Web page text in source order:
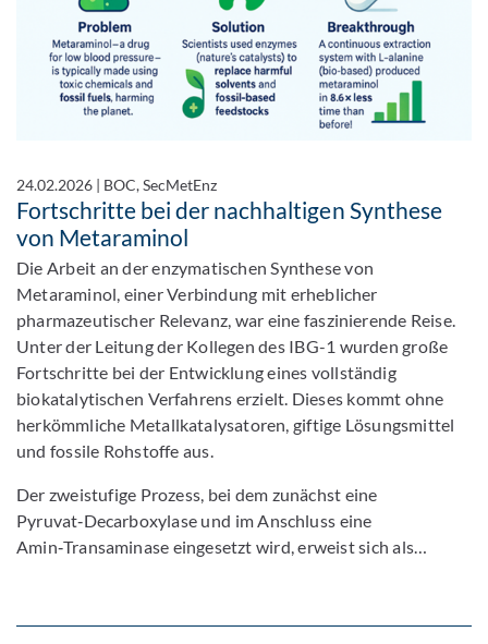
24.02.2026 | BOC, SecMetEnz
Fortschritte bei der nachhaltigen Synthese
von Metaraminol
Die Arbeit an der enzymatischen Synthese von
Metaraminol, einer Verbindung mit erheblicher
pharmazeutischer Relevanz, war eine faszinierende Reise.
Unter der Leitung der Kollegen des IBG-1 wurden große
Fortschritte bei der Entwicklung eines vollständig
biokatalytischen Verfahrens erzielt. Dieses kommt ohne
herkömmliche Metallkatalysatoren, giftige Lösungsmittel
und fossile Rohstoffe aus.
Der zweistufige Prozess, bei dem zunächst eine
Pyruvat‑Decarboxylase und im Anschluss eine
Amin‑Transaminase eingesetzt wird, erweist sich als…